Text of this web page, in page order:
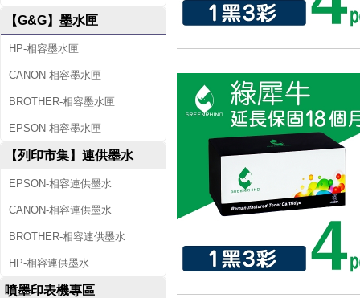
【G&G】墨水匣
HP-相容墨水匣
CANON-相容墨水匣
BROTHER-相容墨水匣
EPSON-相容墨水匣
【列印市集】連供墨水
EPSON-相容連供墨水
CANON-相容連供墨水
BROTHER-相容連供墨水
HP-相容連供墨水
噴墨印表機專區